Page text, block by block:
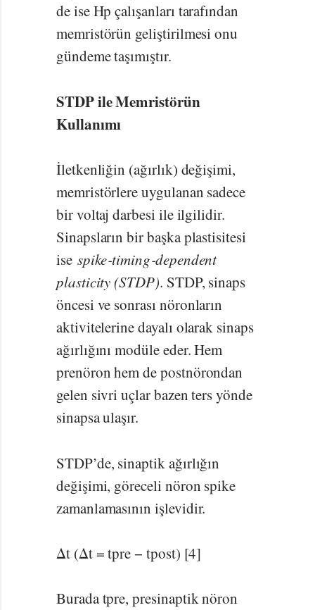
de ise Hp çalışanları tarafından
memristörün geliştirilmesi onu
gündeme taşımıştır.
STDP ile Memristörün
Kullanımı
İletkenliğin (ağırlık) değişimi,
memristörlere uygulanan sadece
bir voltaj darbesi ile ilgilidir.
Sinapsların bir başka plastisitesi
isespike‐timing‐dependent
plasticity (STDP). STDP, sinaps
öncesi ve sonrası nöronların
aktivitelerine dayalı olarak sinaps
ağırlığını modüle eder. Hem
prenöron hem de postnörondan
gelen sivri uçlar bazen ters yönde
sinapsa ulaşır.
STDP’de, sinaptik ağırlığın
değişimi, göreceli nöron spike
zamanlamasının işlevidir.
Δt (Δt = tpre − tpost) [4]
Burada tpre, presinaptik nöron